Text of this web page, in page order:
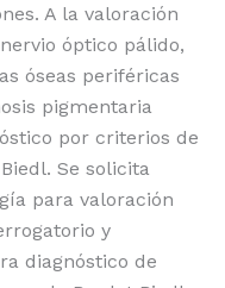
A la valoración
óptico pálido,
óseas periféricas
pigmentaria
por criterios de
Se solicita
para valoración
y
diagnóstico de